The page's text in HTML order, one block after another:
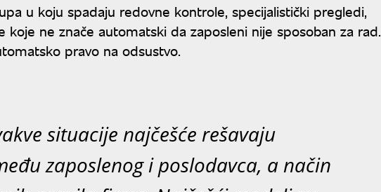
u koju spadaju redovne kontrole, specijalistički pregledi,
koje ne znače automatski da zaposleni nije sposoban za rad.
pravo na odsustvo.
situacije najčešće rešavaju
zaposlenog i poslodavca, a način